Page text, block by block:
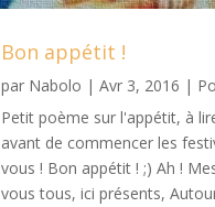
Bon appétit !
par Nabolo |Avr 3, 2016 |
Petit poème sur l'appétit, à
avant de commencer les
vous ! Bon appétit ! ;) Ah !
vous tous, ici présents,